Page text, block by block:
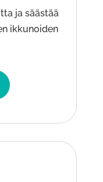
ja säästää
ikkunoiden